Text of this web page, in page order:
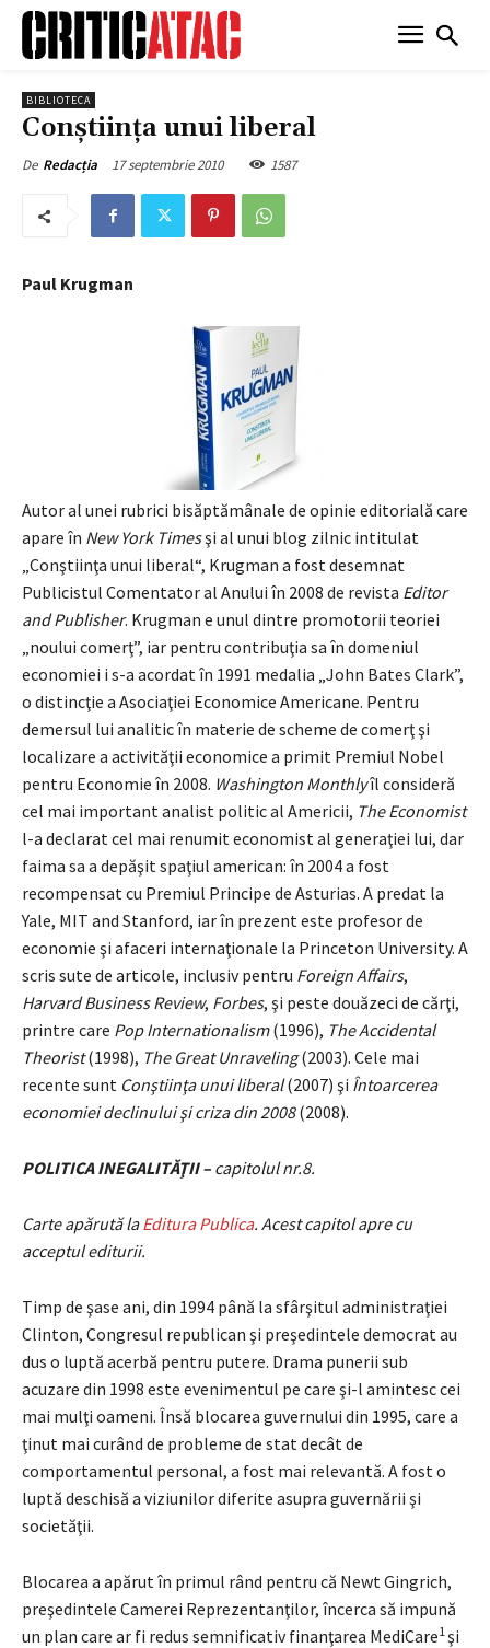
BIBLIOTECA
Conştiinţa unui liberal
De Redacția 17 septembrie 2010 1587
Paul Krugman
Autor al unei rubrici bisăptămânale de opinie editorială care
apare în New York Timesşi al unui blog zilnic intitulat
„Conştiinţa unui liberal“, Krugman a fost desemnat
Publicistul Comentator al Anului în 2008 de revista Editor
and Publisher. Krugman e unul dintre promotorii teoriei
„noului comerţ”, iar pentru contribuţia sa în domeniul
economiei i s-a acordat în 1991 medalia „John Bates Clark”,
o distincţie a Asociaţiei Economice Americane. Pentru
demersul lui analitic în materie de scheme de comerţ şi
localizare a activităţii economice a primit Premiul Nobel
pentru Economie în 2008. Washington Monthlyîl consideră
cel mai important analist politic al Americii, The Economist
l-a declarat cel mai renumit economist al generaţiei lui, dar
faima sa a depăşit spaţiul american: în 2004 a fost
recompensat cu Premiul Principe de Asturias. A predat la
Yale, MIT and Stanford, iar în prezent este profesor de
economie şi afaceri internaţionale la Princeton University. A
scris sute de articole, inclusiv pentru Foreign Affairs,
Harvard Business Review, Forbes, şi peste douăzeci de cărţi,
printre care Pop Internationalism(1996), The Accidental
Theorist(1998), The Great Unraveling(2003). Cele mai
recente sunt Conştiinţa unui liberal(2007) şi Întoarcerea
economiei declinului şi criza din 2008(2008).
POLITICA INEGALITĂŢII – capitolul nr.8.
Carte apărută laEditura Publica. Acest capitol apre cu
acceptul editurii.
Timp de şase ani, din 1994 până la sfârşitul administraţiei
Clinton, Congresul republican şi preşedintele democrat au
dus o luptă acerbă pentru putere. Drama punerii sub
acuzare din 1998 este evenimentul pe care şi-l amintesc cei
mai mulţi oameni. Însă blocarea guvernului din 1995, care a
ţinut mai curând de probleme de stat decât de
comportamentul personal, a fost mai relevantă. A fost o
luptă deschisă a viziunilor diferite asupra guvernării şi
societăţii.
Blocarea a apărut în primul rând pentru că Newt Gingrich,
preşedintele Camerei Reprezentanţilor, încerca să impună
un plan care ar fi redus semnificativ finanţarea MediCare1 şi